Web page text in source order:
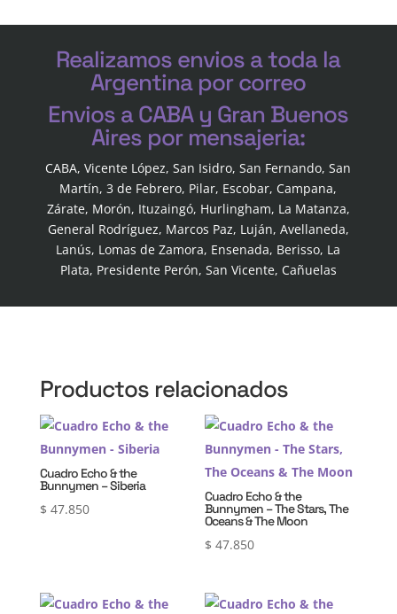
Realizamos envios a toda la
Argentina por correo
Envios a CABA y Gran Buenos
Aires por mensajeria:
CABA, Vicente López, San Isidro, San Fernando, San
Martín, 3 de Febrero, Pilar, Escobar, Campana,
Zárate, Morón, Ituzaingó, Hurlingham, La Matanza,
General Rodríguez, Marcos Paz, Luján, Avellaneda,
Lanús, Lomas de Zamora, Ensenada, Berisso, La
Plata, Presidente Perón, San Vicente, Cañuelas
Productos relacionados
Cuadro Echo & the
Bunnymen – Siberia
$ 47.850
Cuadro Echo & the
Bunnymen – The Stars, The
Oceans & The Moon
$ 47.850